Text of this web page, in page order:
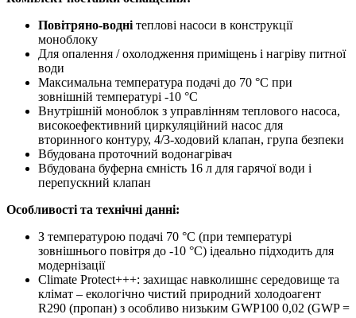
Повітряно-водні теплові насоси в конструкції
моноблоку
Для опалення / охолодження приміщень і нагріву питної
води
Максимальна температура подачі до 70 °C при
зовнішній температурі -10 °C
Внутрішній моноблок з управлінням теплового насоса,
високоефективний циркуляційний насос для
вторинного контуру, 4/3-ходовий клапан, група безпеки
Вбудована проточний водонагрівач
Вбудована буферна ємність 16 л для гарячої води і
перепускний клапан
Особливості та технічні данні:
З температурою подачі 70 °C (при температурі
зовнішнього повітря до -10 °C) ідеально підходить для
модернізації
Climate Protect+++: захищає навколишнє середовище та
клімат – екологічно чистий природний холодоагент
R290 (пропан) з особливо низьким GWP100 0,02 (GWP =